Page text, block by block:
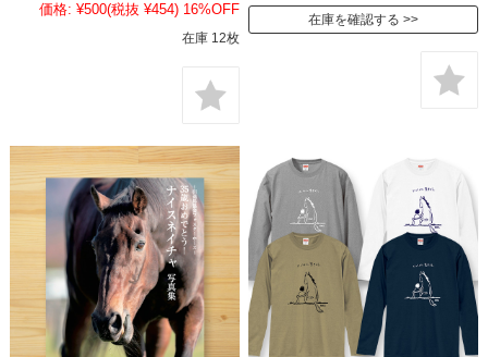
価格: ¥500(税抜 ¥454) 16%OFF
在庫 12枚
在庫を確認する